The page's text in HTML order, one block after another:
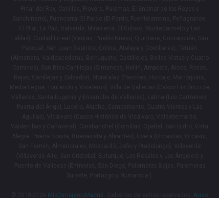
MisCerrajerosMadrid Aviso